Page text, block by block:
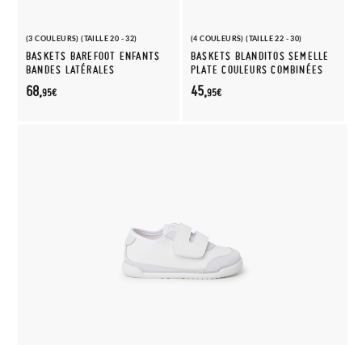
(3 COULEURS) (TAILLE 20 - 32)
BASKETS BAREFOOT ENFANTS
BANDES LATÉRALES
68,95€
(4 COULEURS) (TAILLE 22 - 30)
BASKETS BLANDITOS SEMELLE
PLATE COULEURS COMBINÉES
45,95€